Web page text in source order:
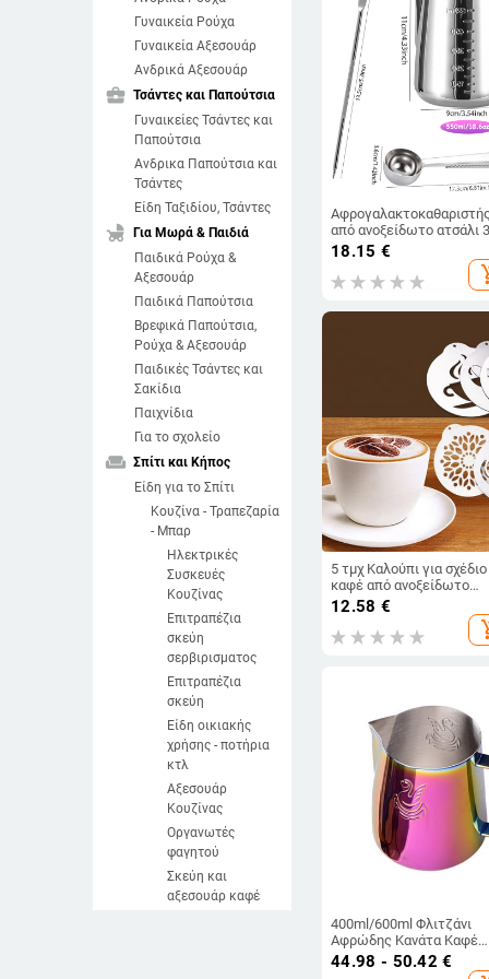
Γυναικεία Ρούχα
Γυναικεία Αξεσουάρ
Ανδρικά Αξεσουάρ
business_center Τσάντες και Παπούτσια
Γυναικείες Τσάντες και
Παπούτσια
Ανδρικα Παπούτσια και
Τσάντες
Είδη Ταξιδίου, Τσάντες
child_friendly Για Μωρά & Παιδιά
Παιδικά Ρούχα &
Αξεσουάρ
Παιδικά Παπούτσια
Βρεφικά Παπούτσια,
Ρούχα & Αξεσουάρ
Παιδικές Τσάντες και
Σακίδια
Παιχνίδια
Για το σχολείο
weekend Σπίτι και Κήπος
Είδη για το Σπίτι
Κουζίνα - Τραπεζαρία
- Μπαρ
Ηλεκτρικές
Συσκευές
Κουζίνας
Επιτραπέζια
σκεύη
σερβιρισματος
Επιτραπέζια
σκεύη
Είδη οικιακής
χρήσης - ποτήρια
κτλ
Αξεσουάρ
Κουζίνας
Οργανωτές
φαγητού
Σκεύη και
αξεσουάρ καφέ
Αφρογαλακτοκαθαριστής
από ανοξείδωτο ατσάλι
βελόνα Latte Art, κουτάλι
μέτρησης, σετ λαβίδων,
καφέ, εργαλεία
καφέ με γεύση
18.15 €
5 τμχ Καλούπι για σχέδιο
καφέ από ανοξείδωτο
χάλυβα DIY στένσιλ για
καπουτσίνο Εκτύπωση
Μοντέλο ψεκασμού
σχεδίασης Εργαλεία
12.58 €
400ml/600ml Φλιτζάνι
Αφρώδης Κανάτα Καφέ
Αξεσουάρ Coffee Latte Art
44.98 - 50.42 €